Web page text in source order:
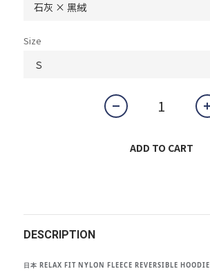
Size
ADD TO CART
DESCRIPTION
日本 RELAX FIT NYLON FLEECE REVERSIBLE HOODIE